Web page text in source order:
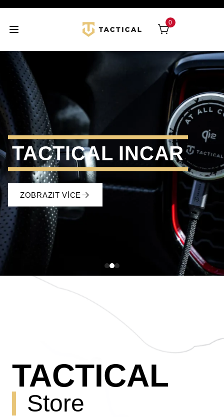
0
TACTICAL INCAR
ZOBRAZIT VÍCE
TACTICAL
Store